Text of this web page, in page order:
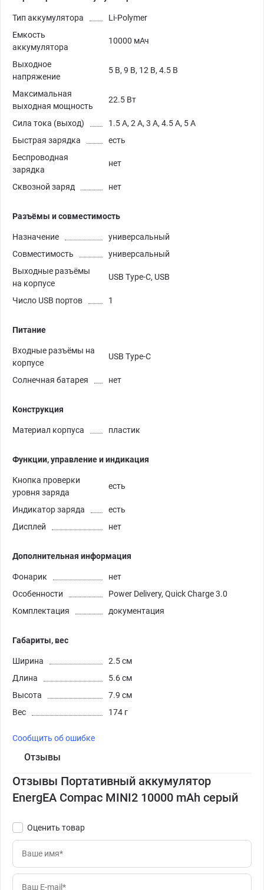
Тип аккумулятора
Li-Polymer
Емкость
аккумулятора
10000 мАч
Выходное
напряжение
5 В, 9 В, 12 В, 4.5 В
Максимальная
выходная мощность
22.5 Вт
Сила тока (выход)
1.5 А, 2 А, 3 А, 4.5 А, 5 А
Быстрая зарядка
есть
Беспроводная
зарядка
нет
Сквозной заряд нет
Разъёмы и совместимость
Назначение
универсальный
Совместимость
универсальный
Выходные разъёмы
на корпусе
USB Type-C, USB
Число USB портов 1
Питание
Входные разъёмы на
корпусе
USB Type-C
Солнечная батарея нет
Конструкция
Материал корпуса пластик
Функции, управление и индикация
Кнопка проверки
уровня заряда
есть
Индикатор заряда
есть
Дисплей
нет
Дополнительная информация
Фонарик
нет
Особенности
Power Delivery, Quick Charge 3.0
Комплектация
документация
Габариты, вес
Ширина
2.5 см
Длина
5.6 см
Высота
7.9 см
Вес
174 г
Сообщить об ошибке
Отзывы
Отзывы Портативный аккумулятор
EnergEA Compac MINI2 10000 mAh серый
Оценить товар